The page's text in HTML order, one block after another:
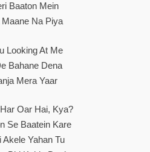
Baaton Mein
Na Piya
Looking At Me
Bahane Dena
Mera Yaar
Oar Hai, Kya?
Se Baatein Kare
Akele Yahan Tu